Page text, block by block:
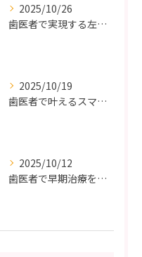
2025/10/26
歯医者で実現する左右対称治療のポイントと矯正治療選びの疑問解決ガイド
2025/10/19
歯医者で叶えるスマイルメイクオーバーなら福岡県福岡市博多区博多駅前の最新矯正治療解説
2025/10/12
歯医者で早期治療を受けるメリットと虫歯悪化を防ぐ最短ステップ